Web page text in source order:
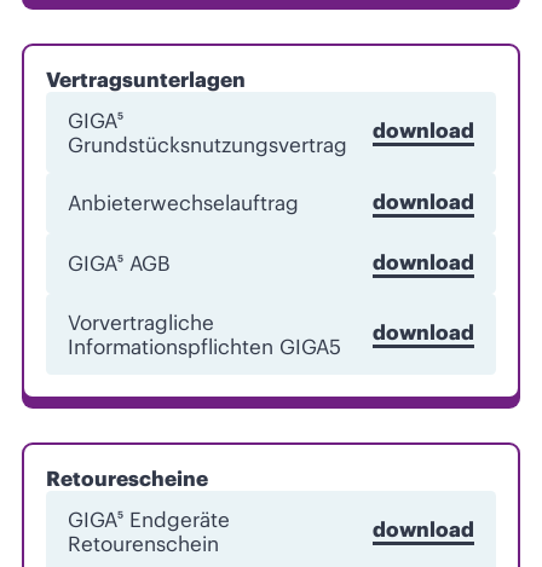
Vertragsunterlagen
GIGA⁵
Grundstücksnutzungsvertrag
download
Anbieterwechselauftrag download
GIGA⁵ AGB download
Vorvertragliche
Informationspflichten GIGA5
download
Retourescheine
GIGA⁵ Endgeräte
Retourenschein
download